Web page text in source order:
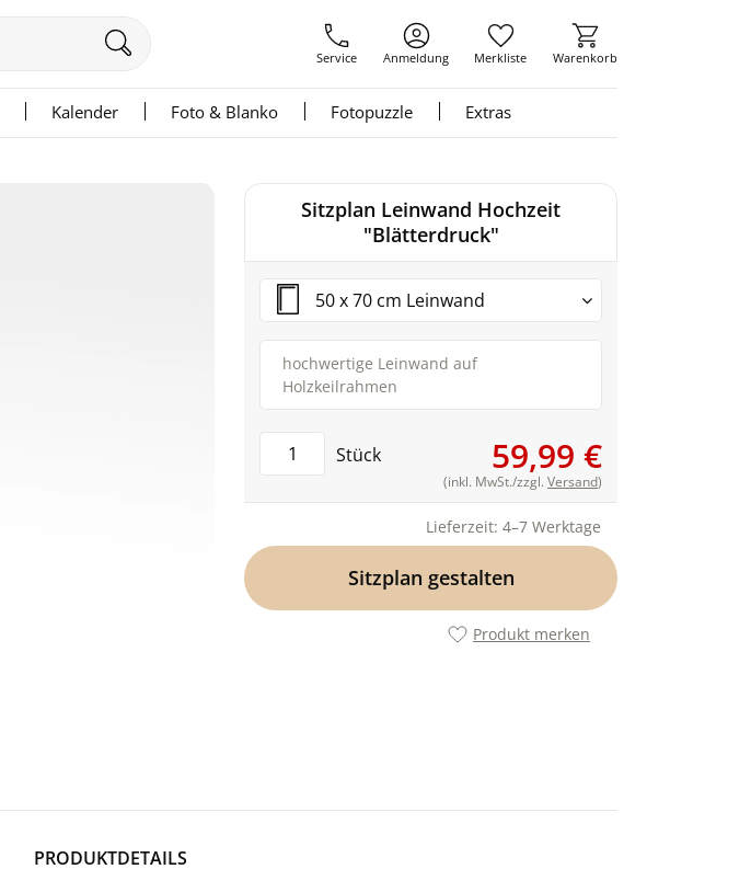
Service Anmeldung Merkliste Warenkorb
Kalender Foto & Blanko Fotopuzzle Extras
Sitzplan Leinwand Hochzeit
"Blätterdruck"
50 x 70 cm Leinwand
hochwertige Leinwand auf
Holzkeilrahmen
Stück 59,99 €
(inkl. MwSt./zzgl. Versand)
Lieferzeit: 4–7 Werktage
Sitzplan gestalten
Produkt merken
PRODUKTDETAILS